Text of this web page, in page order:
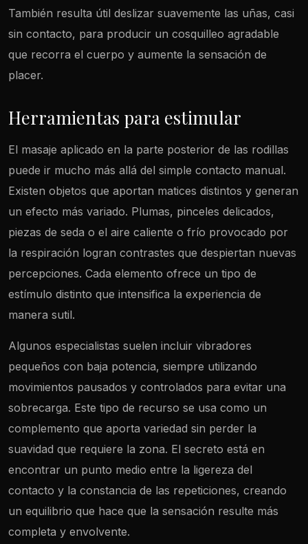
También resulta útil deslizar suavemente las uñas, casi
sin contacto, para producir un cosquilleo agradable
que recorra el cuerpo y aumente la sensación de
placer.
Herramientas para estimular
El masaje aplicado en la parte posterior de las rodillas
puede ir mucho más allá del simple contacto manual.
Existen objetos que aportan matices distintos y generan
un efecto más variado. Plumas, pinceles delicados,
piezas de seda o el aire caliente o frío provocado por
la respiración logran contrastes que despiertan nuevas
percepciones. Cada elemento ofrece un tipo de
estímulo distinto que intensifica la experiencia de
manera sutil.
Algunos especialistas suelen incluir vibradores
pequeños con baja potencia, siempre utilizando
movimientos pausados y controlados para evitar una
sobrecarga. Este tipo de recurso se usa como un
complemento que aporta variedad sin perder la
suavidad que requiere la zona. El secreto está en
encontrar un punto medio entre la ligereza del
contacto y la constancia de las repeticiones, creando
un equilibrio que hace que la sensación resulte más
completa y envolvente.